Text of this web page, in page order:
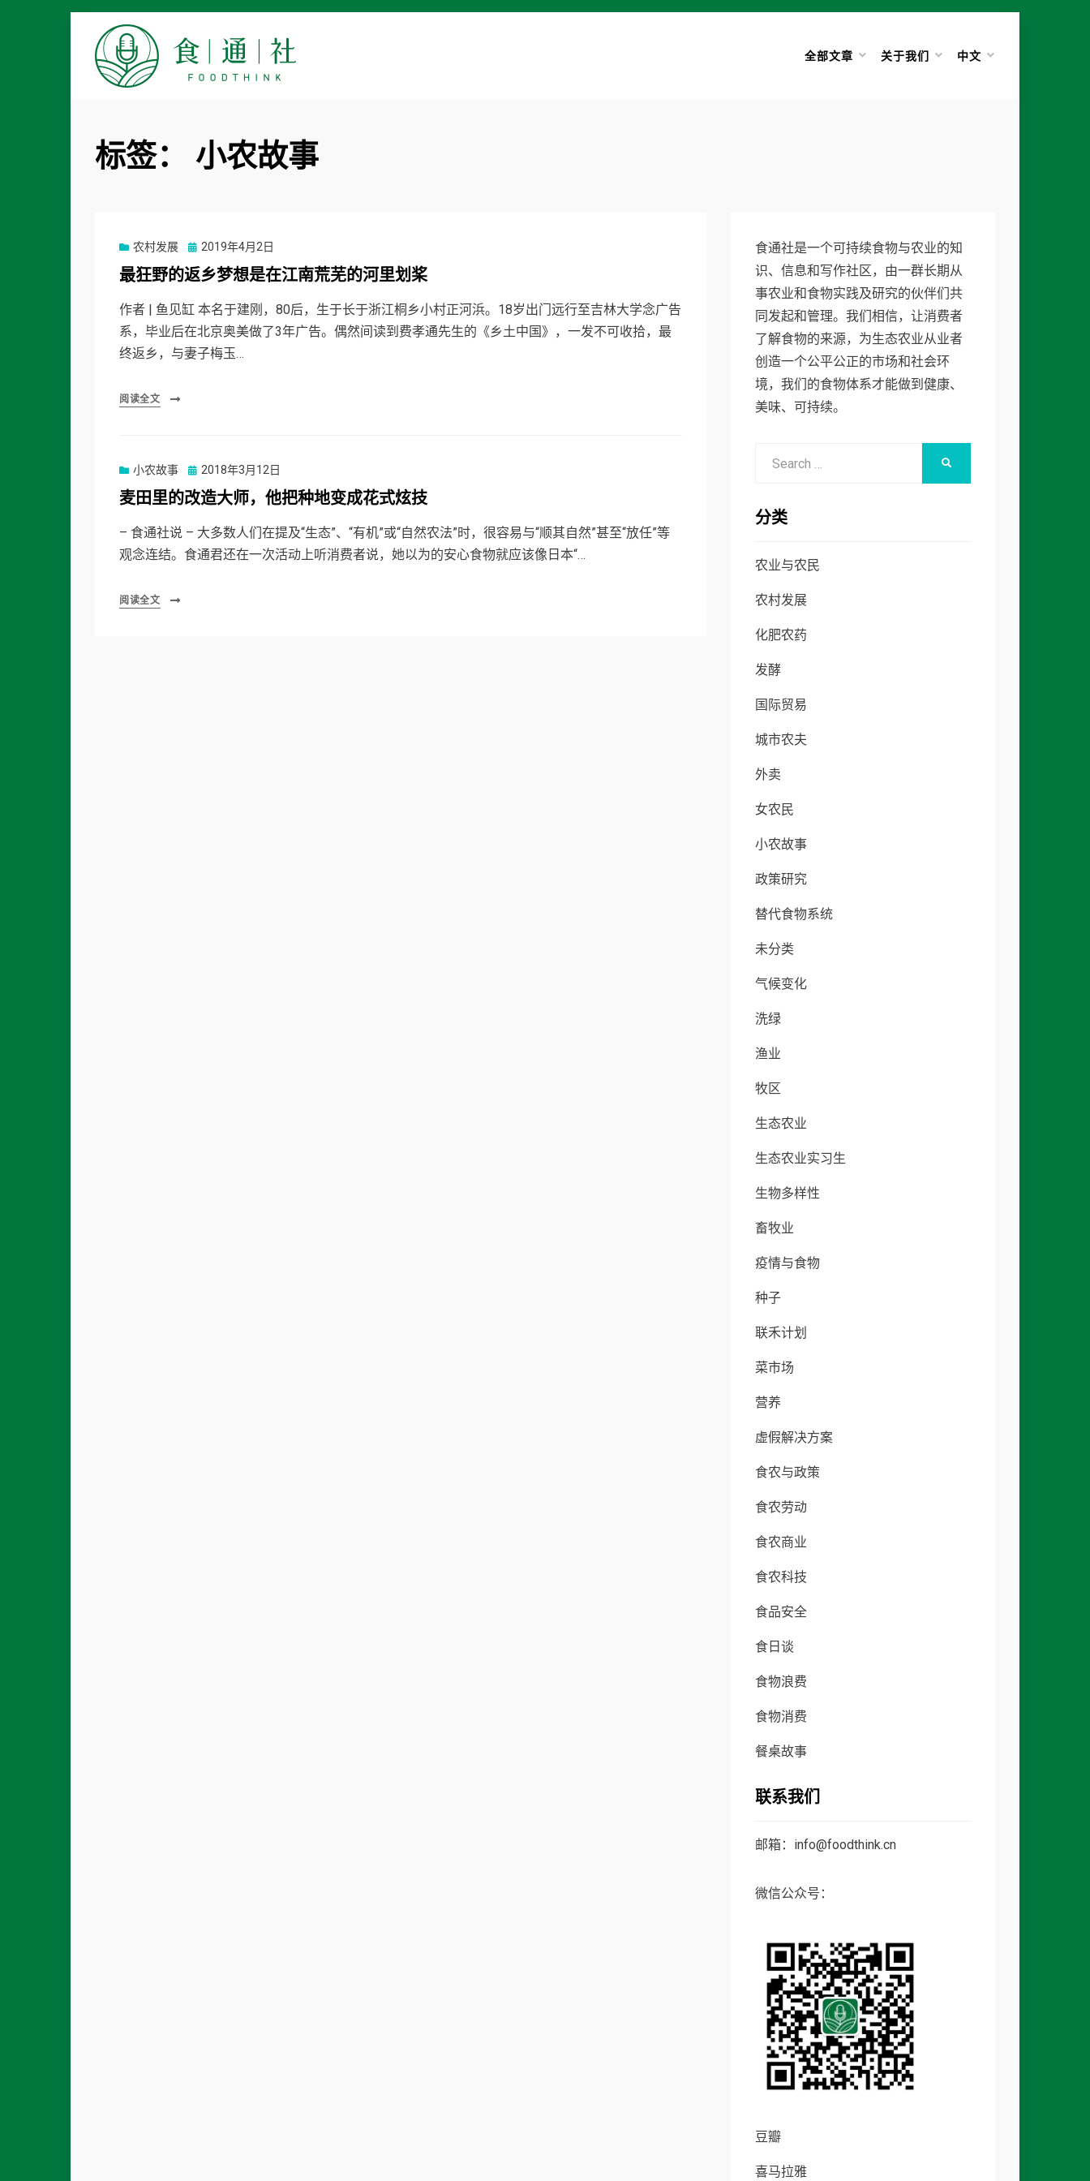
全部文章 关于我们 中文
标签： 小农故事
农村发展
Posted
on
2019年4月2日
最狂野的返乡梦想是在江南荒芜的河里划桨
作者 | 鱼见缸 本名于建刚，80后，生于长于浙江桐乡小村正河浜。18岁出门远行至吉林大学念广告
系，毕业后在北京奥美做了3年广告。偶然间读到费孝通先生的《乡土中国》，一发不可收拾，最
终返乡，与妻子梅玉…
阅读全文
小农故事
Posted
on
2018年3月12日
麦田里的改造大师，他把种地变成花式炫技
– 食通社说 – 大多数人们在提及“生态”、“有机”或“自然农法”时，很容易与“顺其自然”甚至“放任”等
观念连结。食通君还在一次活动上听消费者说，她以为的安心食物就应该像日本“…
阅读全文
食通社是一个可持续食物与农业的知
识、信息和写作社区，由一群长期从
事农业和食物实践及研究的伙伴们共
同发起和管理。我们相信，让消费者
了解食物的来源，为生态农业从业者
创造一个公平公正的市场和社会环
境，我们的食物体系才能做到健康、
美味、可持续。
分类
农业与农民
农村发展
化肥农药
发酵
国际贸易
城市农夫
外卖
女农民
小农故事
政策研究
替代食物系统
未分类
气候变化
洗绿
渔业
牧区
生态农业
生态农业实习生
生物多样性
畜牧业
疫情与食物
种子
联禾计划
菜市场
营养
虚假解决方案
食农与政策
食农劳动
食农商业
食农科技
食品安全
食日谈
食物浪费
食物消费
餐桌故事
联系我们
邮箱：info@foodthink.cn
微信公众号：
豆瓣
喜马拉雅